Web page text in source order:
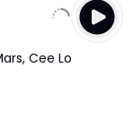
Cee Lo